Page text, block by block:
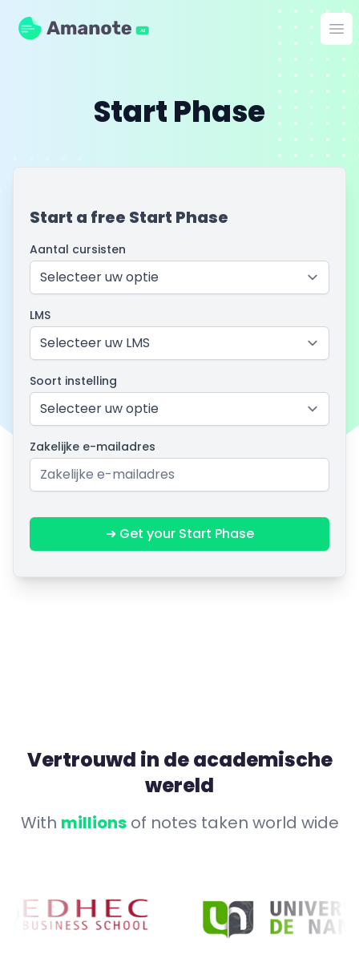
Amanote AI
Start Phase
Start a free Start Phase
Aantal cursisten
LMS
Soort instelling
Zakelijke e-mailadres
➜ Get your Start Phase
Vertrouwd in de academische
wereld
With millionsof notes taken world wide